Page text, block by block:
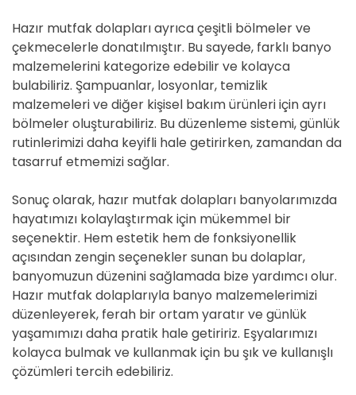
Hazır mutfak dolapları ayrıca çeşitli bölmeler ve
çekmecelerle donatılmıştır. Bu sayede, farklı banyo
malzemelerini kategorize edebilir ve kolayca
bulabiliriz. Şampuanlar, losyonlar, temizlik
malzemeleri ve diğer kişisel bakım ürünleri için ayrı
bölmeler oluşturabiliriz. Bu düzenleme sistemi, günlük
rutinlerimizi daha keyifli hale getirirken, zamandan da
tasarruf etmemizi sağlar.
Sonuç olarak, hazır mutfak dolapları banyolarımızda
hayatımızı kolaylaştırmak için mükemmel bir
seçenektir. Hem estetik hem de fonksiyonellik
açısından zengin seçenekler sunan bu dolaplar,
banyomuzun düzenini sağlamada bize yardımcı olur.
Hazır mutfak dolaplarıyla banyo malzemelerimizi
düzenleyerek, ferah bir ortam yaratır ve günlük
yaşamımızı daha pratik hale getiririz. Eşyalarımızı
kolayca bulmak ve kullanmak için bu şık ve kullanışlı
çözümleri tercih edebiliriz.